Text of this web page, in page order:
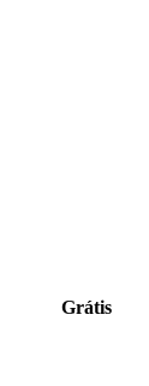
Grátis